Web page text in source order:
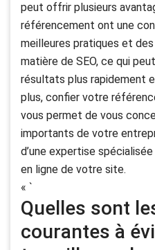
peut offrir plusieurs
référencement ont une
meilleures pratiques et
matière de SEO, ce qui
résultats plus rapidement
plus, confier votre
vous permet de vous
importants de votre
d’une expertise
en ligne de votre site.
« `
Quelles sont
courantes à